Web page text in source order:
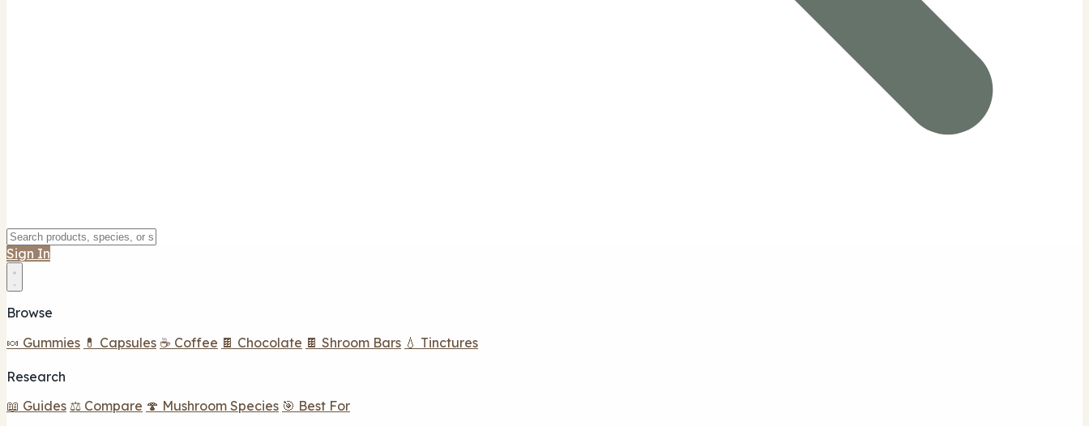
Sign In
Browse
🍬 Gummies 💊 Capsules ☕ Coffee 🍫 Chocolate 🍫 Shroom Bars 💧 Tinctures
Research
📖 Guides ⚖️ Compare 🍄 Mushroom Species 🎯 Best For